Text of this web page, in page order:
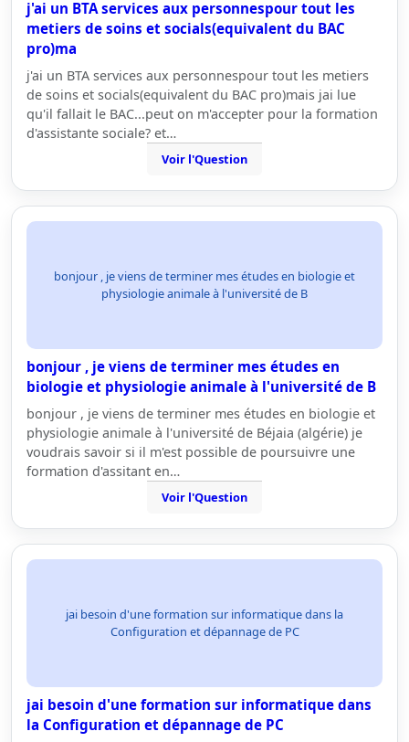
j'ai un BTA services aux personnespour tout les
metiers de soins et socials(equivalent du BAC
pro)ma
j'ai un BTA services aux personnespour tout les metiers
de soins et socials(equivalent du BAC pro)mais jai lue
qu'il fallait le BAC...peut on m'accepter pour la formation
d'assistante sociale? et…
Voir l'Question
bonjour , je viens de terminer mes études en biologie et
physiologie animale à l'université de B
bonjour , je viens de terminer mes études en
biologie et physiologie animale à l'université de B
bonjour , je viens de terminer mes études en biologie et
physiologie animale à l'université de Béjaia (algérie) je
voudrais savoir si il m'est possible de poursuivre une
formation d'assitant en…
Voir l'Question
jai besoin d'une formation sur informatique dans la
Configuration et dépannage de PC
jai besoin d'une formation sur informatique dans
la Configuration et dépannage de PC